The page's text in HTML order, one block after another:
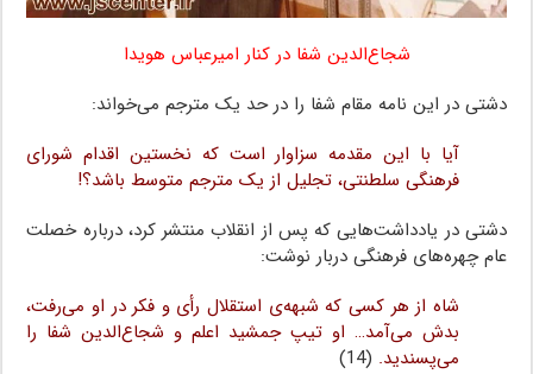
شجاع‌الدین شفا در کنار امیرعباس هویدا
دشتی در این نامه مقام شفا را در حد یک مترجم می‌خواند:
آیا با این مقدمه سزاوار است که نخستین اقدام شورای
فرهنگی سلطنتی، تجلیل از یک مترجم متوسط باشد؟!
دشتی در یادداشت‌هایی که پس از انقلاب منتشر کرد، درباره خصلت
عام چهره‌های فرهنگی دربار نوشت:
شاه از هر کسی که شبهه‌ی استقلال رأی و فکر در او می‌رفت،
بدش می‌آمد… او تیپ جمشید اعلم و شجاع‌الدین شفا را
می‌پسندید. (14)